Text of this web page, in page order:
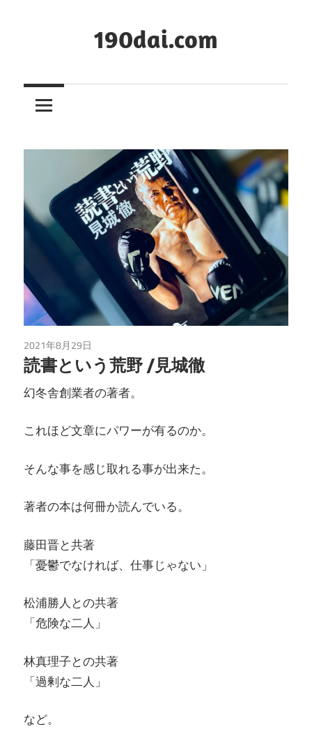
ツ
キ
190dai.com
2021年8月29日
読書という荒野 /見城徹
幻冬舎創業者の著者。
これほど文章にパワーが有るのか。
そんな事を感じ取れる事が出来た。
著者の本は何冊か読んでいる。
藤田晋と共著
「憂鬱でなければ、仕事じゃない」
松浦勝人との共著
「危険な二人」
林真理子との共著
「過剰な二人」
など。